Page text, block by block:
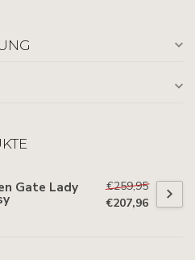
Gate Lady
€259,95
€207,96